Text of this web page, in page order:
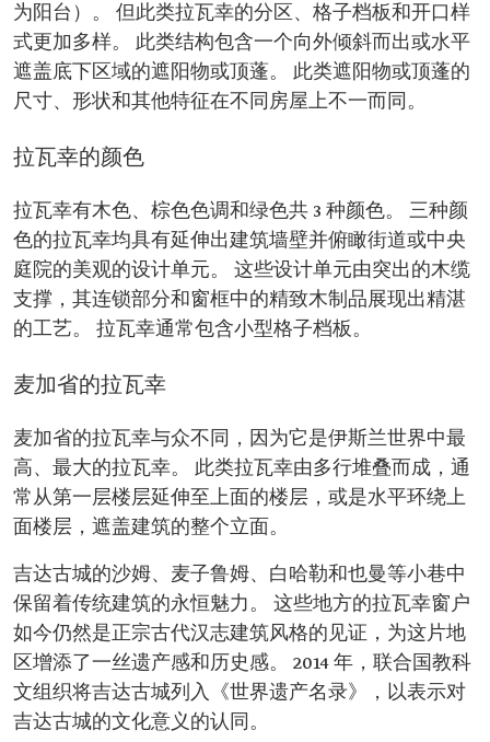
为阳台）。 但此类拉瓦幸的分区、格子档板和开口样
式更加多样。 此类结构包含一个向外倾斜而出或水平
遮盖底下区域的遮阳物或顶蓬。 此类遮阳物或顶蓬的
尺寸、形状和其他特征在不同房屋上不一而同。
拉瓦幸的颜色
拉瓦幸有木色、棕色色调和绿色共 3 种颜色。 三种颜
色的拉瓦幸均具有延伸出建筑墙壁并俯瞰街道或中央
庭院的美观的设计单元。 这些设计单元由突出的木缆
支撑，其连锁部分和窗框中的精致木制品展现出精湛
的工艺。 拉瓦幸通常包含小型格子档板。
麦加省的拉瓦幸
麦加省的拉瓦幸与众不同，因为它是伊斯兰世界中最
高、最大的拉瓦幸。 此类拉瓦幸由多行堆叠而成，通
常从第一层楼层延伸至上面的楼层，或是水平环绕上
面楼层，遮盖建筑的整个立面。
吉达古城的沙姆、麦子鲁姆、白哈勒和也曼等小巷中
保留着传统建筑的永恒魅力。 这些地方的拉瓦幸窗户
如今仍然是正宗古代汉志建筑风格的见证，为这片地
区增添了一丝遗产感和历史感。 2014 年，联合国教科
文组织将吉达古城列入《世界遗产名录》，以表示对
吉达古城的文化意义的认同。